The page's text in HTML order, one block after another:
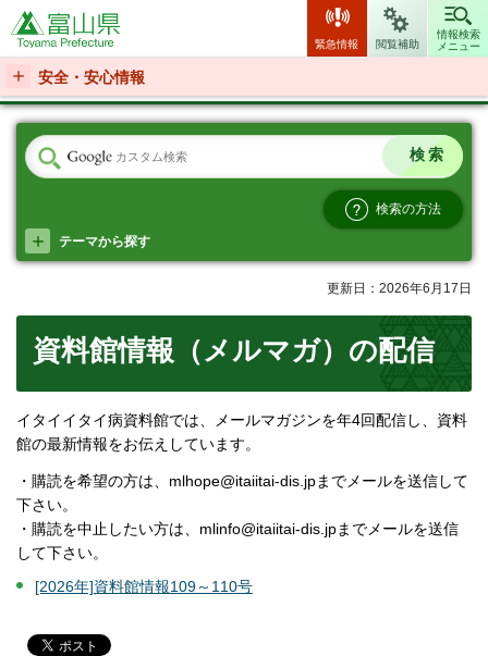
富山県
緊急情報 閲覧補助
情報検索
メニュー
安全・安心情報
検索の方法
テーマから探す
更新日：2026年6月17日
資料館情報（メルマガ）の配信
イタイイタイ病資料館では、メールマガジンを年4回配信し、資料
館の最新情報をお伝えしています。
・購読を希望の方は、mlhope@itaiitai-dis.jpまでメールを送信して
下さい。
・購読を中止したい方は、mlinfo@itaiitai-dis.jpまでメールを送信
して下さい。
[2026年]資料館情報109～110号